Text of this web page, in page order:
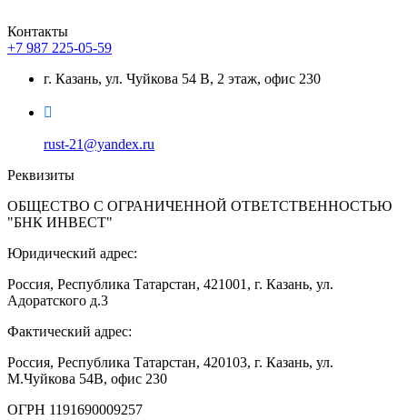
Контакты
+7 987 225-05-59
г. Казань, ул. Чуйкова 54 В, 2 этаж, офис 230
rust-21@yandex.ru
Реквизиты
ОБЩЕСТВО С ОГРАНИЧЕННОЙ ОТВЕТСТВЕННОСТЬЮ
"БНК ИНВЕСТ"
Юридический адрес:
Россия, Республика Татарстан, 421001, г. Казань, ул.
Адоратского д.3
Фактический адрес:
Россия, Республика Татарстан, 420103, г. Казань, ул.
М.Чуйкова 54В, офис 230
ОГРН 1191690009257